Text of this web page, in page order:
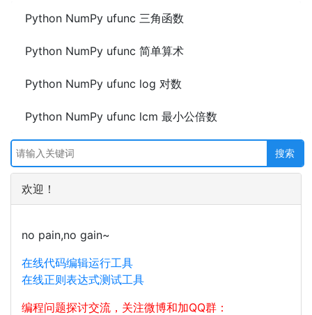
Python NumPy ufunc 三角函数
Python NumPy ufunc 简单算术
Python NumPy ufunc log 对数
Python NumPy ufunc lcm 最小公倍数
欢迎！
no pain,no gain~
在线代码编辑运行工具
在线正则表达式测试工具
编程问题探讨交流，关注微博和加QQ群：